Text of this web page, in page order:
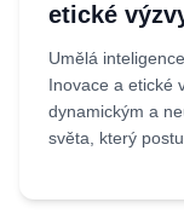
etické
Umělá
Inovace a etické
dynamickým a
světa, který